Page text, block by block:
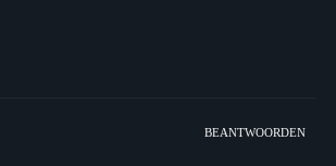
BEANTWOORDEN